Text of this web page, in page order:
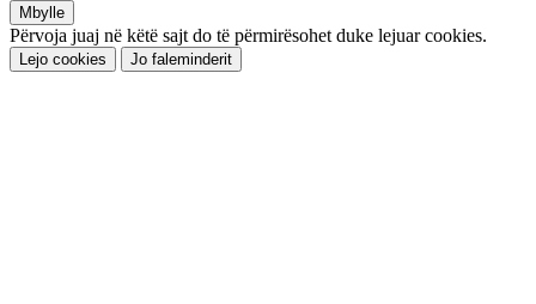
Mbylle
Përvoja juaj në këtë sajt do të përmirësohet duke lejuar cookies.
Lejo cookies Jo faleminderit